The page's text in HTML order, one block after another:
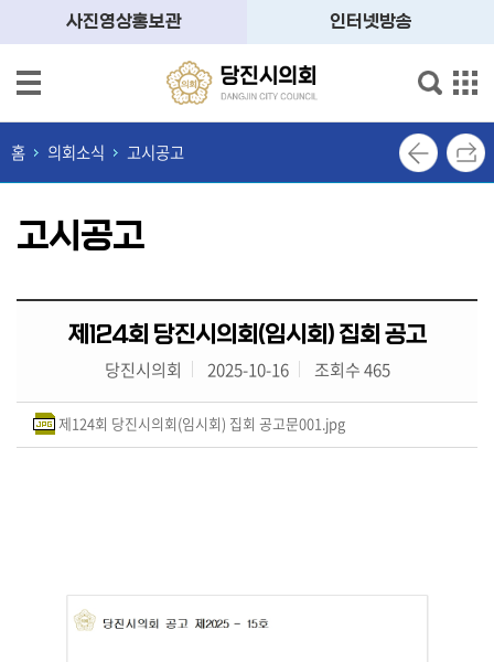
본문으로 바로가기
메인메뉴 바로가기
소
개
의
소
정
활
동
사진영상홍보관 인터넷방송
홈 의회소식 고시공고
고시공고
제124회 당진시의회(임시회) 집회 공고
당진시의회 2025-10-16 조회수 465
제124회 당진시의회(임시회) 집회 공고문001.jpg